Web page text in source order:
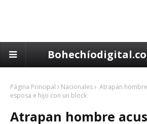
Página Principal Nacionales
Atrapan
esposa e hijo con un block
Atrapan hombre